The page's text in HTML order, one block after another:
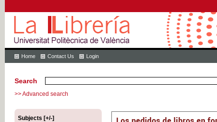
Home Contact Us Login
Search
>> Advanced search
Subjects [+/-]